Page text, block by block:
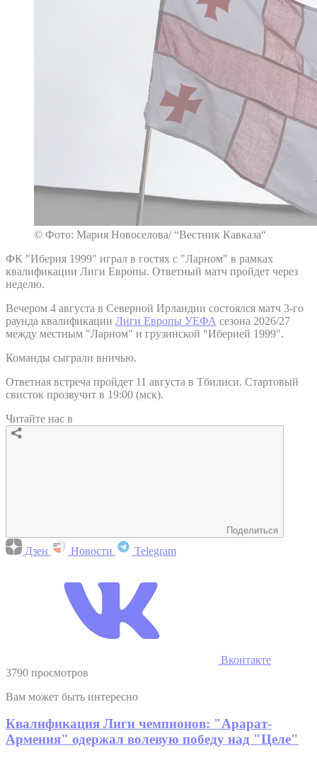
© Фото: Мария Новоселова/ “Вестник Кавказа“
ФК "Иберия 1999" играл в гостях с "Ларном" в рамках
квалификации Лиги Европы. Ответный матч пройдет через
неделю.
Вечером 4 августа в Северной Ирландии состоялся матч 3-го
раунда квалификации Лиги Европы УЕФА сезона 2026/27
между местным "Ларном" и грузинской "Иберией 1999".
Команды сыграли вничью.
Ответная встреча пройдет 11 августа в Тбилиси. Стартовый
свисток прозвучит в 19:00 (мск).
Читайте нас в
Поделиться
Дзен Новости Telegram
Вконтакте
3790 просмотров
Вам может быть интересно
Квалификация Лиги чемпионов: "Арарат-
Армения" одержал волевую победу над "Целе"